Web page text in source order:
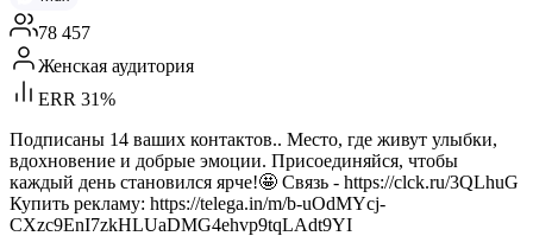
78 457
Женская аудитория
ERR 31%
Подписаны 14 ваших контактов.. Место, где живут улыбки,
вдохновение и добрые эмоции. Присоединяйся, чтобы
каждый день становился ярче!🤩 Связь - https://clck.ru/3QLhuG
Купить рекламу: https://telega.in/m/b-uOdMYcj-
CXzc9EnI7zkHLUaDMG4ehvp9tqLAdt9YI